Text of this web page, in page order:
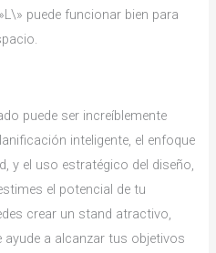
puede funcionar bien para
puede ser increíblemente
inteligente, el enfoque
y el uso estratégico del diseño,
el potencial de tu
crear un stand atractivo,
a alcanzar tus objetivos